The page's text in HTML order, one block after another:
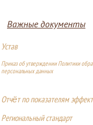
Важные документы
Устав
Приказ об утверждении Политики
персональных данных
Отчёт по показателям
Региональный стандарт